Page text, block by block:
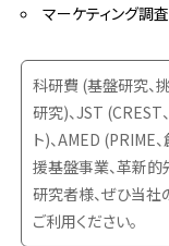
マーケティング調査
科研費 (基盤研究、
研究)、JST (CREST
ト)、AMED (PRIME
援基盤事業、革新
研究者様、ぜひ当社
ご利用ください。